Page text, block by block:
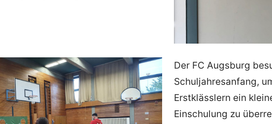
Der FC Augsburg
Schuljahresanfang,
Erstklässlern ein
Einschulung zu